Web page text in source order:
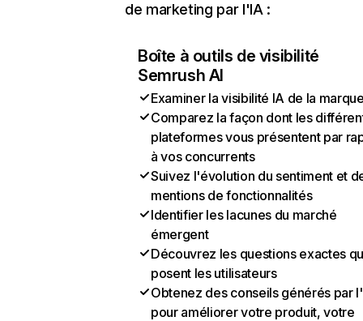
de marketing par l'IA :
Boîte à outils de visibilité
Semrush AI
Examiner la visibilité IA de la
Comparez la façon dont les
plateformes vous présentent par
à vos concurrents
Suivez l'évolution du sentiment et
mentions de fonctionnalités
Identifier les lacunes du marché
émergent
Découvrez les questions exactes
posent les utilisateurs
Obtenez des conseils générés par
pour améliorer votre produit, votre